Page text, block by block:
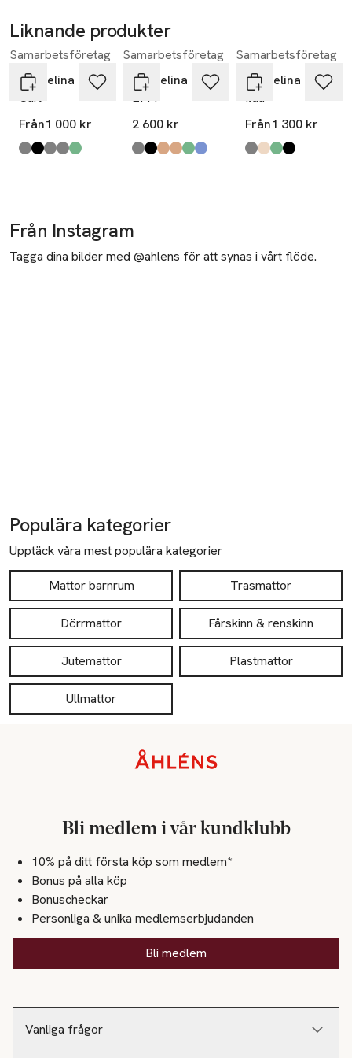
Liknande produkter
Hoppa över bildspelet
Samarbetsföretag
Pappelina
Carl
Från1 000 kr
Produkten finns i färgerna:
warm grey,
black,
linen,
granit,
sage,
Samarbetsföretag
Pappelina
EFFI
2 600 kr
Produkten finns i färgerna:
warm grey,
black,
charcoal,
mud,
army,
haze,
Samarbetsföretag
Pappelina
Ilda
Från1 300 kr
Produkten finns i
warm grey
beige,
pine,
black,
Från Instagram
Tagga dina bilder med @ahlens för att synas i vårt flöde.
Populära kategorier
Upptäck våra mest populära kategorier
Mattor barnrum Trasmattor
Dörrmattor Fårskinn & renskinn
Jutemattor Plastmattor
Ullmattor
Vanliga frågor
Bli medlem i vår kundklubb
10% på ditt första köp som medlem*
Bonus på alla köp
Bonuscheckar
Personliga & unika medlemserbjudanden
Bli medlem